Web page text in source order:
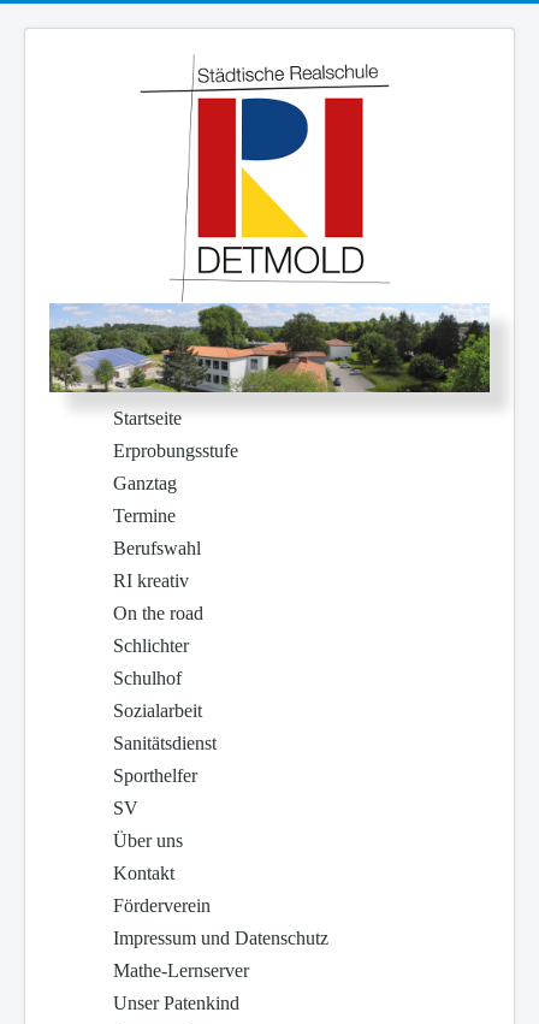
Startseite
Erprobungsstufe
Ganztag
Termine
Berufswahl
RI kreativ
On the road
Schlichter
Schulhof
Sozialarbeit
Sanitätsdienst
Sporthelfer
SV
Über uns
Kontakt
Förderverein
Impressum und Datenschutz
Mathe-Lernserver
Unser Patenkind